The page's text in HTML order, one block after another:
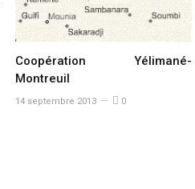
Coopération Yélimané-
Montreuil
14 septembre 2013 0